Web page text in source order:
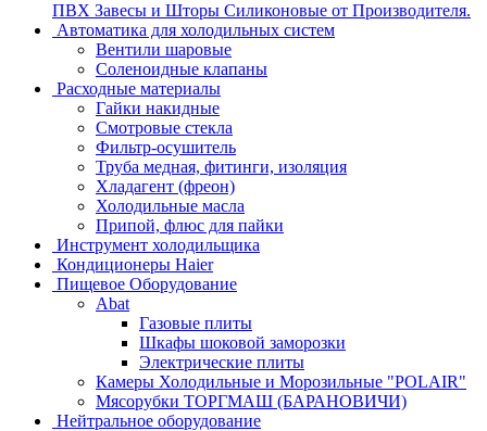
ПВХ Завесы и Шторы Силиконовые от Производителя.
Автоматика для холодильных систем
Вентили шаровые
Соленоидные клапаны
Расходные материалы
Гайки накидные
Смотровые стекла
Фильтр-осушитель
Труба медная, фитинги, изоляция
Хладагент (фреон)
Холодильные масла
Припой, флюс для пайки
Инструмент холодильщика
Кондиционеры Haier
Пищевое Оборудование
Abat
Газовые плиты
Шкафы шоковой заморозки
Электрические плиты
Камеры Холодильные и Морозильные "POLAIR"
Мясорубки ТОРГМАШ (БАРАНОВИЧИ)
Нейтральное оборудование